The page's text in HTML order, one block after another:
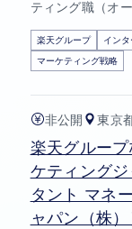
ティング職（オ
楽天グループ
イン
マーケティング戦略
非公開 東京
楽天グルー
ケティング
タント マネ
ャパン（株）